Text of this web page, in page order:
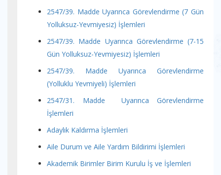
2547/39. Madde Uyarınca Görevlendirme (7 Gün
Yolluksuz-Yevmiyesiz) İşlemleri
2547/39. Madde Uyarınca Görevlendirme (7-15
Gün Yolluksuz-Yevmiyesiz) İşlemleri
2547/39. Madde Uyarınca Görevlendirme
(Yolluklu Yevmiyeli) İşlemleri
2547/31. Madde Uyarınca Görevlendirme
İşlemleri
Adaylık Kaldırma İşlemleri
Aile Durum ve Aile Yardım Bildirimi İşlemleri
Akademik Birimler Birim Kurulu İş ve İşlemleri